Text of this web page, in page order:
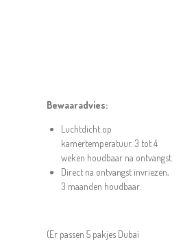
Bewaaradvies:
Luchtdicht op
kamertemperatuur. 3 tot 4
weken houdbaar na ontvangst.
Direct na ontvangst invriezen,
3 maanden houdbaar.
(Er passen 5 pakjes Dubai